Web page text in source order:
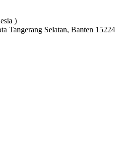
)
Tangerang Selatan, Banten 15224